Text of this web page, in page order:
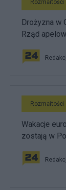
Rozmaitości
Drożyzna w
Rząd
Rozmaitości
Wakacje
zostają w